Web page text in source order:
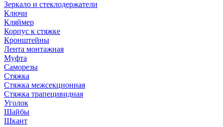
Зеркало и стеклодержатели
Ключи
Кляймер
Корпус к стяжке
Кронштейны
Лента монтажная
Муфта
Саморезы
Стяжка
Стяжка межсекционная
Стяжка трапецивидная
Уголок
Шайбы
Шкант